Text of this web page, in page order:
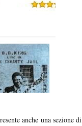
anche una sezione di